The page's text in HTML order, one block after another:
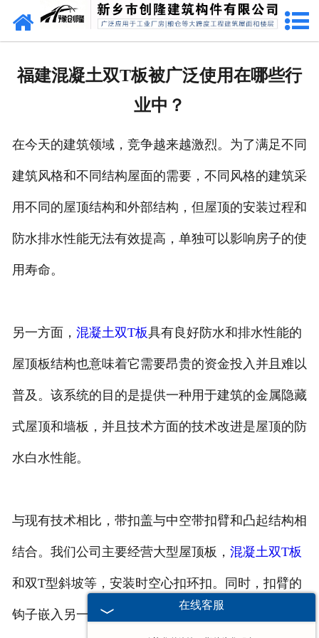
网站首页
资质荣誉
成功案例
福建混凝土双T板被广泛使用在哪些行
业中？
在今天的建筑领域，竞争越来越激烈。为了满足不同
建筑风格和不同结构屋面的需要，不同风格的建筑采
用不同的屋顶结构和外部结构，但屋顶的安装过程和
防水排水性能无法有效提高，单独可以影响房子的使
用寿命。
另一方面， 混凝土双T板具有良好防水和排水性能的
屋顶板结构也意味着它需要昂贵的资金投入并且难以
普及。该系统的目的是提供一种用于建筑的金属隐藏
式屋顶和墙板，并且技术方面的技术改进是屋顶的防
水白水性能。
与现有技术相比，带扣盖与中空带扣臂和凸起结构相
结合。我们公司主要经营大型屋顶板， 混凝土双T板
和双T型斜坡等，安装时空心扣环扣。同时，扣臂的
钩子嵌入另一块板的弯曲中以形成整个屋顶。
在线客服